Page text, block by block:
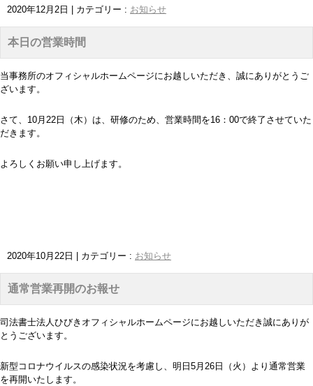
2020年12月2日 カテゴリー : お知らせ
本日の営業時間
当事務所のオフィシャルホームページにお越しいただき、誠にありがとうご
ざいます。
さて、10月22日（木）は、研修のため、営業時間を16：00で終了させていた
だきます。
よろしくお願い申し上げます。
2020年10月22日 カテゴリー : お知らせ
通常営業再開のお報せ
司法書士法人ひびきオフィシャルホームページにお越しいただき誠にありが
とうございます。
新型コロナウイルスの感染状況を考慮し、明日5月26日（火）より通常営業
を再開いたします。